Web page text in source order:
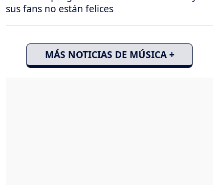
sus fans no están felices
MÁS NOTICIAS DE MÚSICA +